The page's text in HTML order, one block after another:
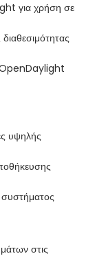
για χρήση σε
OpenDaylight
υψηλής
στις